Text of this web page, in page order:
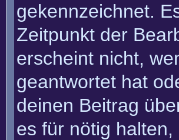
gekennzeichnet.
Zeitpunkt der
erscheint nicht,
geantwortet hat
deinen Beitrag
es für nötig